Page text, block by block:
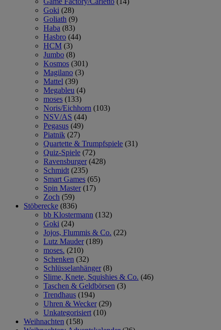
Goki (28)
Goliath (9)
Haba (83)
Hasbro (44)
HCM (3)
Jumbo (8)
Kosmos (301)
Magilano (3)
Mattel (39)
Megableu (4)
moses (133)
Noris/Eichhorn (103)
NSV/AS (44)
Pegasus (49)
Piatnik (27)
Quartette & Trumpfspiele (31)
Quiz-Spiele (72)
Ravensburger (428)
Schmidt (235)
Smart Games (65)
Spin Master (17)
Zoch (59)
Stöberecke (836)
bb Klostermann (132)
Goki (24)
Jojos, Flummis & Co. (22)
Lutz Mauder (189)
moses. (210)
Schenken (32)
Schlüsselanhänger (8)
Slime, Knete, Squishies & Co. (46)
Taschen & Geldbörsen (3)
Trendhaus (194)
Uhren & Wecker (29)
Unkategorisiert (10)
Weihnachten (158)